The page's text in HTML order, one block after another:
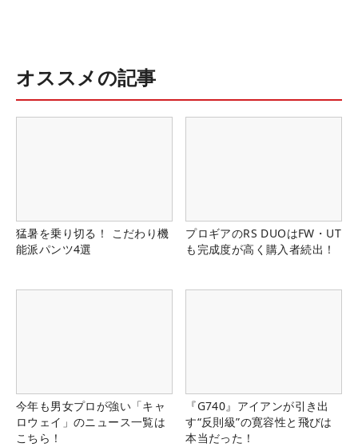
オススメの記事
猛暑を乗り切る！ こだわり機
能派パンツ4選
プロギアのRS DUOはFW・UT
も完成度が高く購入者続出！
今年も男女プロが強い「キャ
ロウェイ」のニュース一覧は
こちら！
『G740』アイアンが引き出
す“反則級”の寛容性と飛びは
本当だった！